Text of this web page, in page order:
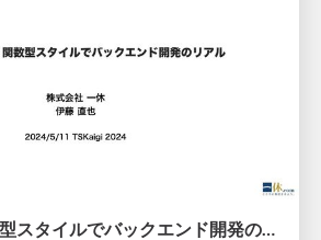
TypeScript 関数型スタイルでバックエンド開発のリアル